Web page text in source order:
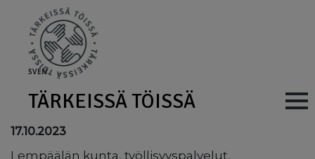
SVEN
TÄRKEISSÄ TÖISSÄ Main
17.10.2023
Lempäälän kunta, työllisyyspalvelut,